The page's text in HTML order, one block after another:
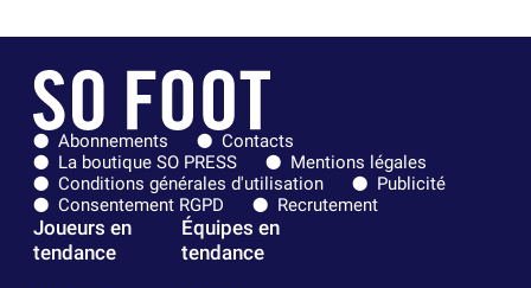
Abonnements
Contacts
La boutique SO PRESS
Mentions légales
Conditions générales d'utilisation
Publicité
Consentement RGPD
Recrutement
Joueurs en
tendance
Équipes en
tendance